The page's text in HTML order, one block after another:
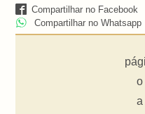
Compartilhar no Facebook
Compartilhar no Whatsapp
o
a